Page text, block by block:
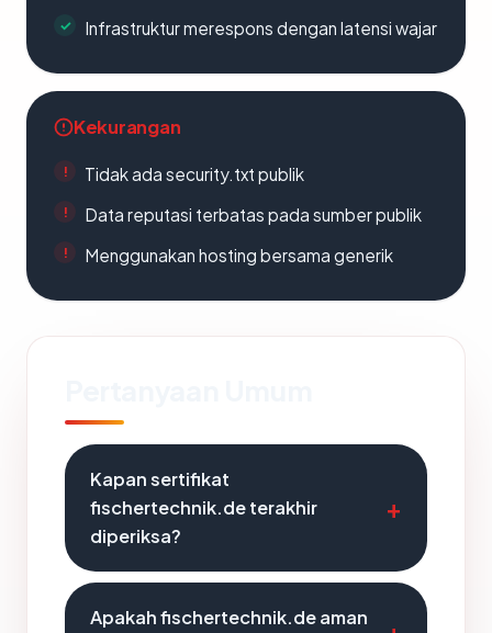
Infrastruktur merespons dengan latensi wajar
Kekurangan
Tidak ada security.txt publik
Data reputasi terbatas pada sumber publik
Menggunakan hosting bersama generik
Kapan sertifikat
fischertechnik.de terakhir
diperiksa?
Apakah fischertechnik.de aman